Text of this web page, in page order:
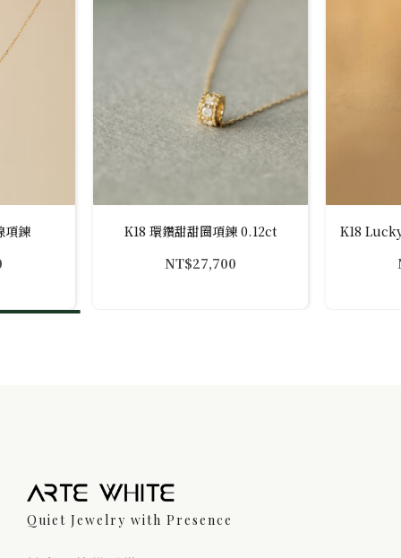
項鍊
K18 環鑽甜甜圈項鍊 0.12ct
NT$27,700
K18
Quiet Jewelry with Presence